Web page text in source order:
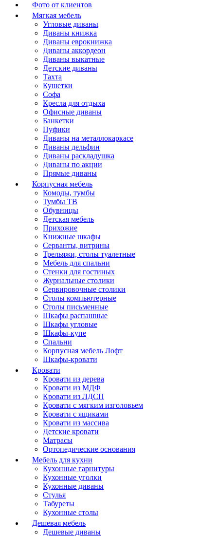
Фото от клиентов
Мягкая мебель
Угловые диваны
Диваны книжка
Диваны еврокнижка
Диваны аккордеон
Диваны выкатные
Детские диваны
Тахта
Кушетки
Софа
Кресла для отдыха
Офисные диваны
Банкетки
Пуфики
Диваны на металлокаркасе
Диваны дельфин
Диваны раскладушка
Диваны по акции
Прямые диваны
Корпусная мебель
Комоды, тумбы
Тумбы ТВ
Обувницы
Детская мебель
Прихожие
Книжные шкафы
Серванты, витрины
Трельяжи, столы туалетные
Мебель для спальни
Стенки для гостиных
Журнальные столики
Сервировочные столики
Столы компьютерные
Столы письменные
Шкафы распашные
Шкафы угловые
Шкафы-купе
Спальни
Корпусная мебель Лофт
Шкафы-кровати
Кровати
Кровати из дерева
Кровати из МДФ
Кровати из ЛДСП
Кровати с мягким изголовьем
Кровати с ящиками
Кровати из массива
Детские кровати
Матрасы
Ортопедические основания
Мебель для кухни
Кухонные гарнитуры
Кухонные уголки
Кухонные диваны
Стулья
Табуреты
Кухонные столы
Дешевая мебель
Дешевые диваны